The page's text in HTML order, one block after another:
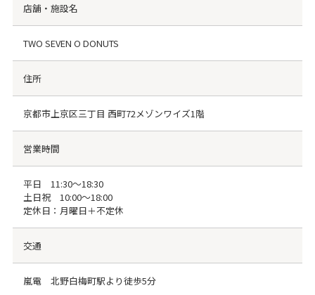
店舗・施設名
TWO SEVEN O DONUTS
住所
京都市上京区三丁目 西町72メゾンワイズ1階
営業時間
平日 11:30～18:30
土日祝 10:00～18:00
定休日：月曜日＋不定休
交通
嵐電 北野白梅町駅より徒歩5分